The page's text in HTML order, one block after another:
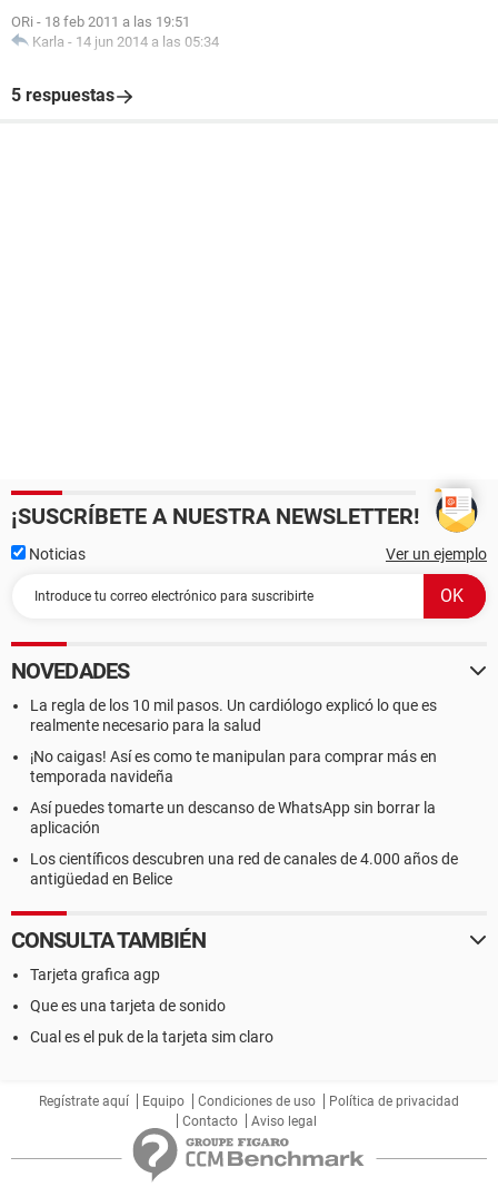
ORi - 18 feb 2011 a las 19:51
Karla - 14 jun 2014 a las 05:34
5 respuestas
¡SUSCRÍBETE A NUESTRA NEWSLETTER!
Noticias Ver un ejemplo
NOVEDADES
La regla de los 10 mil pasos. Un cardiólogo explicó lo que es
realmente necesario para la salud
¡No caigas! Así es como te manipulan para comprar más en
temporada navideña
Así puedes tomarte un descanso de WhatsApp sin borrar la
aplicación
Los científicos descubren una red de canales de 4.000 años de
antigüedad en Belice
CONSULTA TAMBIÉN
Tarjeta grafica agp
Que es una tarjeta de sonido
Cual es el puk de la tarjeta sim claro
Regístrate aquí Equipo Condiciones de uso
Política de privacidad
Contacto
Aviso legal